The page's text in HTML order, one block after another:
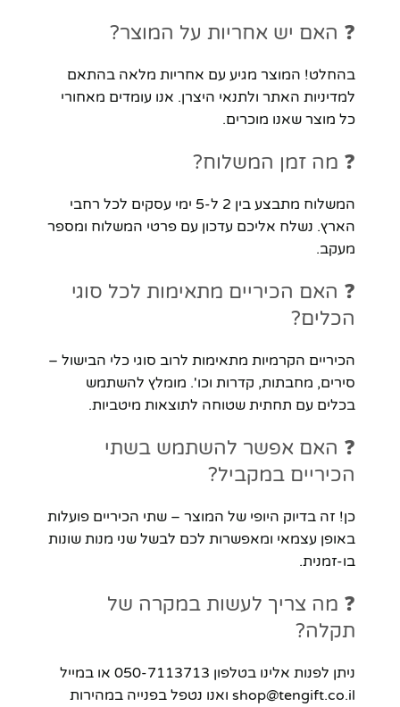
❓ האם יש אחריות על המוצר?
בהחלט! המוצר מגיע עם אחריות מלאה בהתאם
למדיניות האתר ולתנאי היצרן. אנו עומדים מאחורי
כל מוצר שאנו מוכרים.
❓ מה זמן המשלוח?
המשלוח מתבצע בין 2 ל-5 ימי עסקים לכל רחבי
הארץ. נשלח אליכם עדכון עם פרטי המשלוח ומספר
מעקב.
❓ האם הכיריים מתאימות לכל סוגי
הכלים?
הכיריים הקרמיות מתאימות לרוב סוגי כלי הבישול –
סירים, מחבתות, קדרות וכו'. מומלץ להשתמש
בכלים עם תחתית שטוחה לתוצאות מיטביות.
❓ האם אפשר להשתמש בשתי
הכיריים במקביל?
כן! זה בדיוק היופי של המוצר – שתי הכיריים פועלות
באופן עצמאי ומאפשרות לכם לבשל שני מנות שונות
בו-זמנית.
❓ מה צריך לעשות במקרה של
תקלה?
ניתן לפנות אלינו בטלפון 050-7113713 או במייל
shop@tengift.co.il ואנו נטפל בפנייה במהירות